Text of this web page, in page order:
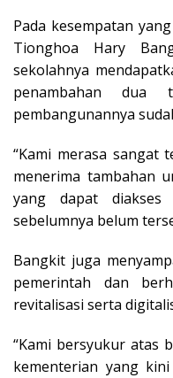
Pada kesempatan
Tionghoa Hary
sekolahnya
penambahan
pembangunannya
“Kami merasa sangat
menerima tambahan
yang dapat
sebelumnya belum
Bangkit juga
pemerintah dan
revitalisasi serta
“Kami bersyukur atas
kementerian yang